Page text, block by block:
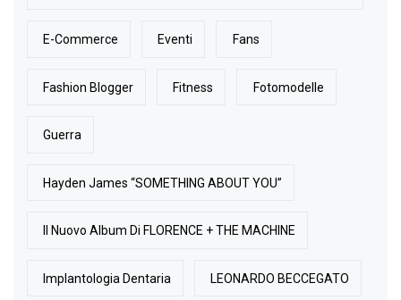
E-Commerce Eventi Fans
Fashion Blogger Fitness Fotomodelle
Guerra
Hayden James “SOMETHING ABOUT YOU”
Il Nuovo Album Di FLORENCE + THE MACHINE
Implantologia Dentaria LEONARDO BECCEGATO